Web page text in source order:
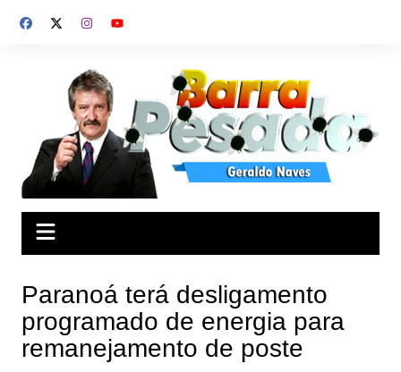
para
Paranoá terá desligamento
programado de energia para
remanejamento de poste